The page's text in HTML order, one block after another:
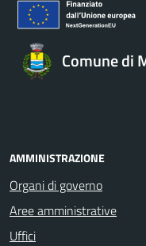
Comune di
AMMINISTRAZIONE
Organi di governo
Aree amministrative
Uffici